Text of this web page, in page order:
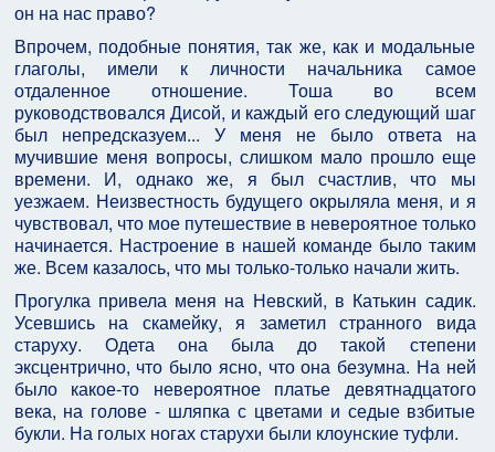
он на нас право?
Впрочем, подобные понятия, так же, как и модальные
глаголы, имели к личности начальника самое
отдаленное отношение. Тоша во всем
руководствовался Дисой, и каждый его следующий шаг
был непредсказуем... У меня не было ответа на
мучившие меня вопросы, слишком мало прошло еще
времени. И, однако же, я был счастлив, что мы
уезжаем. Неизвестность будущего окрыляла меня, и я
чувствовал, что мое путешествие в невероятное только
начинается. Настроение в нашей команде было таким
же. Всем казалось, что мы только-только начали жить.
Прогулка привела меня на Невский, в Катькин садик.
Усевшись на скамейку, я заметил странного вида
старуху. Одета она была до такой степени
эксцентрично, что было ясно, что она безумна. На ней
было какое-то невероятное платье девятнадцатого
века, на голове - шляпка с цветами и седые взбитые
букли. На голых ногах старухи были клоунские туфли.